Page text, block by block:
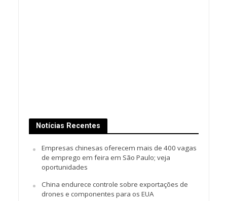
Notícias Recentes
Empresas chinesas oferecem mais de 400 vagas
de emprego em feira em São Paulo; veja
oportunidades
China endurece controle sobre exportações de
drones e componentes para os EUA